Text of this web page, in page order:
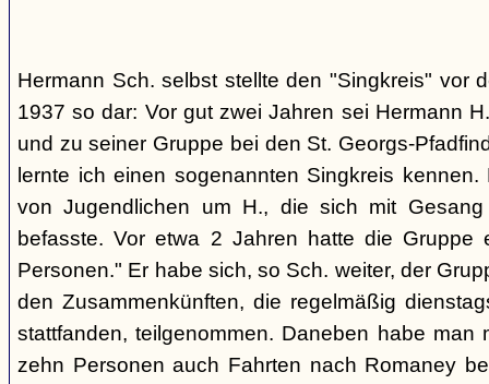
Hermann Sch. selbst stellte den "Singkreis" vor
1937 so dar: Vor gut zwei Jahren sei Hermann
und zu seiner Gruppe bei den St. Georgs-
lernte ich einen sogenannten Singkreis
von Jugendlichen um H., die sich mit
befasste. Vor etwa 2 Jahren hatte die Gruppe
Personen." Er habe sich, so Sch. weiter, der
den Zusammenkünften, die regelmäßig
stattfanden, teilgenommen. Daneben habe man
zehn Personen auch Fahrten nach Romaney